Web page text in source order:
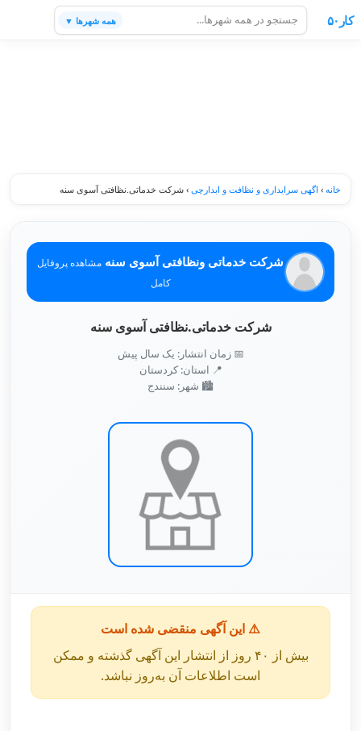
کار۵۰ همه شهرها ▼
خانه › اگهی سرایداری و نظافت و ابدارچی › شرکت خدماتی.نظافتی آسوی سنه
شرکت خدماتی ونظافتی آسوی سنه مشاهده پروفایل
کامل
شرکت خدماتی.نظافتی آسوی سنه
📅 زمان انتشار: یک سال پیش
📍 استان: کردستان
🏙️ شهر: سنندج
⚠️ این آگهی منقضی شده است
بیش از ۴۰ روز از انتشار این آگهی گذشته و ممکن
است اطلاعات آن به‌روز نباشد.